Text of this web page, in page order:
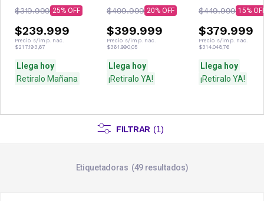
$319.999 25
$239.999
Precio s/imp. nac.
$217.193,67
Llega hoy
Retiralo Mañana
$499.999 20
$399.999
Precio s/imp. nac.
$361.990,05
Llega hoy
¡Retiralo YA!
BM2300AW
$449.999 15
$379.999
Precio s/imp. nac.
$314.048,76
Llega hoy
¡Retiralo YA!
FILTRAR (1)
Etiquetadoras 49resultados